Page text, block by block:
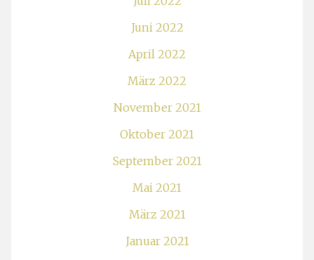
Juni 2022
April 2022
März 2022
November 2021
Oktober 2021
September 2021
Mai 2021
März 2021
Januar 2021